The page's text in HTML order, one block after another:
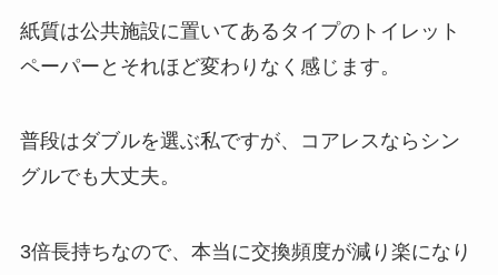
紙質は公共施設に置いてあるタイプのトイレット
ペーパーとそれほど変わりなく感じます。
普段はダブルを選ぶ私ですが、コアレスならシン
グルでも大丈夫。
3倍長持ちなので、本当に交換頻度が減り楽になり